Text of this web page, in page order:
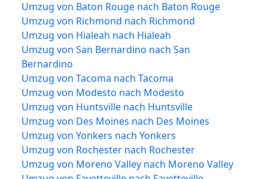
Umzug von Baton Rouge nach Baton Rouge
Umzug von Richmond nach Richmond
Umzug von Hialeah nach Hialeah
Umzug von San Bernardino nach San
Bernardino
Umzug von Tacoma nach Tacoma
Umzug von Modesto nach Modesto
Umzug von Huntsville nach Huntsville
Umzug von Des Moines nach Des Moines
Umzug von Yonkers nach Yonkers
Umzug von Rochester nach Rochester
Umzug von Moreno Valley nach Moreno Valley